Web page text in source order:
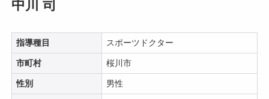
中川 司
指導種目 スポーツドクター
市町村 桜川市
性別 男性